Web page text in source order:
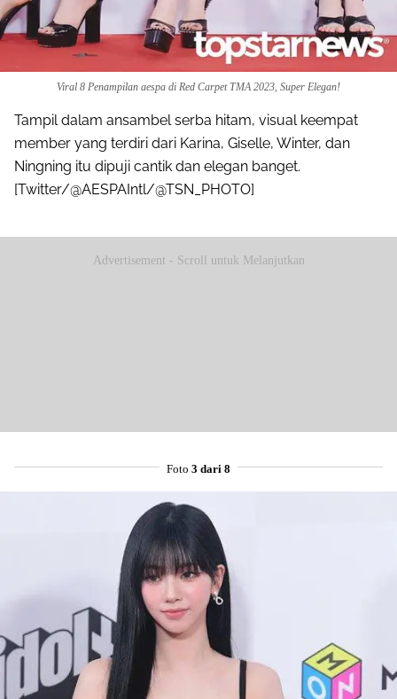
Viral 8 Penampilan aespa di Red Carpet TMA 2023, Super Elegan!
Tampil dalam ansambel serba hitam, visual keempat
member yang terdiri dari Karina, Giselle, Winter, dan
Ningning itu dipuji cantik dan elegan banget.
[Twitter/@AESPAIntl/@TSN_PHOTO]
Advertisement - Scroll untuk Melanjutkan
Foto 3 dari 8